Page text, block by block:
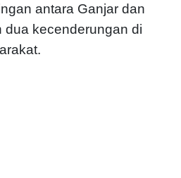
antara Ganjar dan
dua kecenderungan di